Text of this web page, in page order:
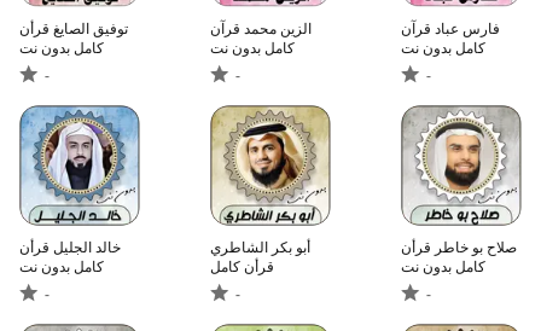
توفيق الصايغ قرأن
كامل بدون نت
-
الزين محمد قرآن
كامل بدون نت
-
فارس عباد قرآن
كامل بدون نت
-
خالد الجليل قرأن
كامل بدون نت
-
أبو بكر الشاطري
قرأن كامل
-
صلاح بو خاطر قرأن
كامل بدون نت
-